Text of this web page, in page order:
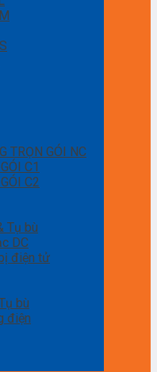
TRỌN GÓI NC
C1
C2
Tụ bù
DC
điện tử
bù
điện